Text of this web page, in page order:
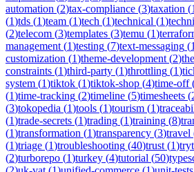
automation (2)tax-compliance (3)taxation (1
(1)tds (1)team (1)tech (1)technical (1)
(2)telecom (3)templates (3)temu (1)
management (1)testing (7)text-messaging (1
customization (1)theme-development (2)
constraints (1)third-party (1)throttling (1)
system (1)tiktok (1)tiktok-shop (4)time-off
(1)time-tracking (2)timeline (5)timesheets (
(3)tokopedia (1)tools (1)tourism (1)
(1)trade-secrets (1)trading (1)training (8)
(1)transformation (1)transparency (3)travel
(1)triage (1)troubleshooting (40)trust (1)
(2)turborepo (1)turkey (4)tutorial (50)